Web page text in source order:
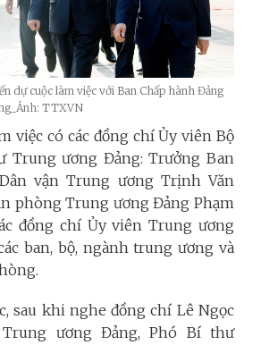
dự cuộc làm việc với Ban Chấp hành Đảng
TTXVN
việc có các đồng chí Ủy viên Bộ
Trung ương Đảng: Trưởng Ban
vận Trung ương Trịnh Văn
phòng Trung ương Đảng Phạm
đồng chí Ủy viên Trung ương
ban, bộ, ngành trung ương và
sau khi nghe đồng chí Lê Ngọc
ương Đảng, Phó Bí thư